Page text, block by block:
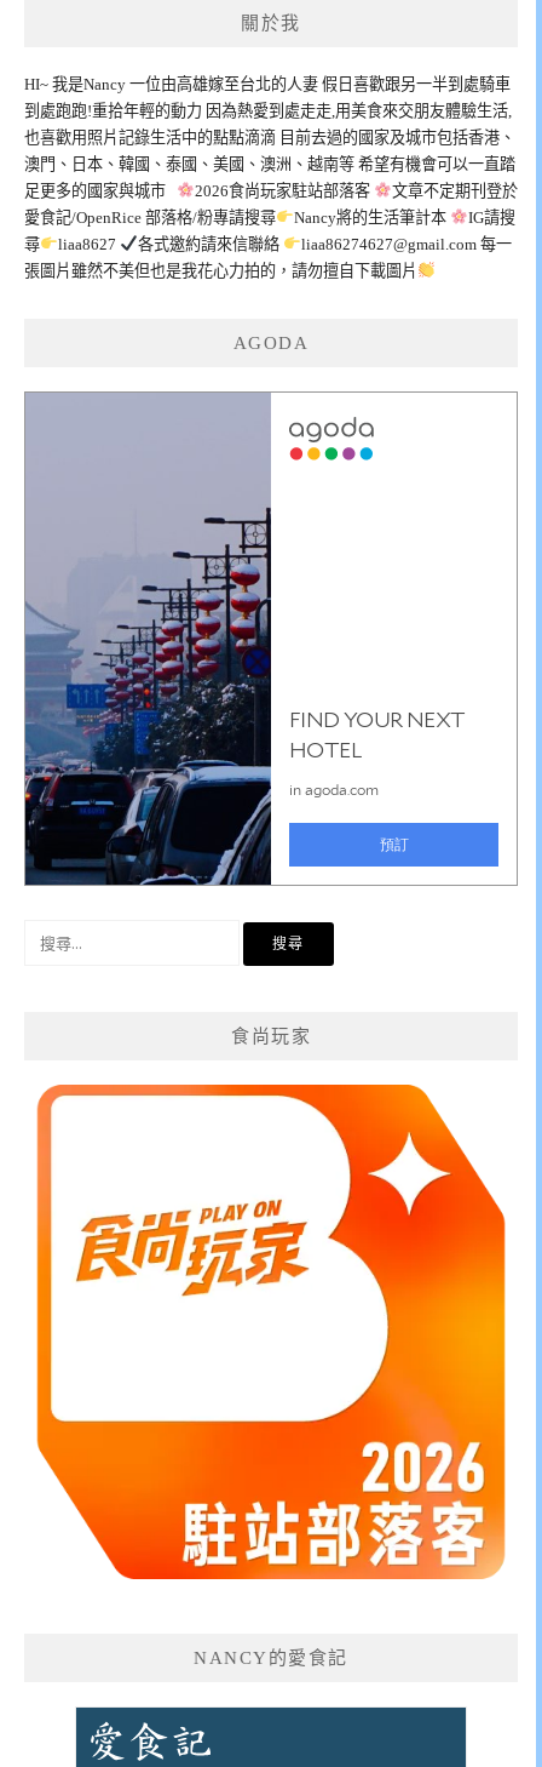
關於我
HI~ 我是Nancy 一位由高雄嫁至台北的人妻 假日喜歡跟另一半到處騎車
到處跑跑!重拾年輕的動力 因為熱愛到處走走,用美食來交朋友體驗生活,
也喜歡用照片記錄生活中的點點滴滴 目前去過的國家及城市包括香港、
澳門、日本、韓國、泰國、美國、澳洲、越南等 希望有機會可以一直踏
足更多的國家與城市
2026食尚玩家駐站部落客
文章不定期刊登於
愛食記/OpenRice 部落格/粉專請搜尋
Nancy將的生活筆計本
IG請搜
尋
liaa8627 各式邀約請來信聯絡 liaa86274627@gmail.com每一
張圖片雖然不美但也是我花心力拍的，請勿擅自下載圖片
AGODA
食尚玩家
NANCY的愛食記